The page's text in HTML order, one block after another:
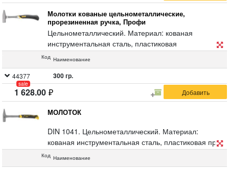
Молотки кованые цельнометаллические,
прорезиненная ручка, Профи
Цельнометаллический. Материал: кованая
инструментальная сталь, пластиковая
прорезиненная ручка.
Код Наименование
44377
sale
300 гр.
1 628.00
МОЛОТОК
DIN 1041. Цельнометаллический. Материал:
кованая инструментальная сталь, пластиковая про-
резиненная ручка.
Код Наименование